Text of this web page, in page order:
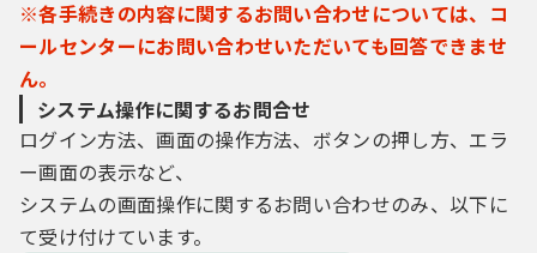
※各手続きの内容に関するお問い合わせについては、コ
ールセンターにお問い合わせいただいても回答できませ
ん。
システム操作に関するお問合せ
ログイン方法、画面の操作方法、ボタンの押し方、エラ
ー画面の表示など、
システムの画面操作に関するお問い合わせのみ、以下に
て受け付けています。